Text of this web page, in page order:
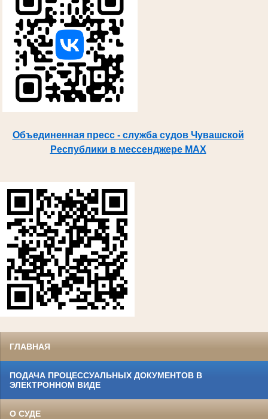
Объединенная пресс - служба судов Чувашской
Республики в мессенджере MAX
ГЛАВНАЯ
ПОДАЧА ПРОЦЕССУАЛЬНЫХ ДОКУМЕНТОВ В
ЭЛЕКТРОННОМ ВИДЕ
О СУДЕ